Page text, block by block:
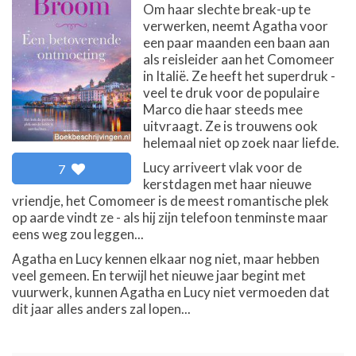
7
Om haar slechte break-up te
verwerken, neemt Agatha voor
een paar maanden een baan aan
als reisleider aan het Comomeer
in Italië. Ze heeft het superdruk -
veel te druk voor de populaire
Marco die haar steeds mee
uitvraagt. Ze is trouwens ook
helemaal niet op zoek naar liefde.
Lucy arriveert vlak voor de
kerstdagen met haar nieuwe
vriendje, het Comomeer is de meest romantische plek
op aarde vindt ze - als hij zijn telefoon tenminste maar
eens weg zou leggen...
Agatha en Lucy kennen elkaar nog niet, maar hebben
veel gemeen. En terwijl het nieuwe jaar begint met
vuurwerk, kunnen Agatha en Lucy niet vermoeden dat
dit jaar alles anders zal lopen...